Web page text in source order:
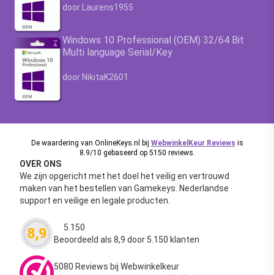
Waardering4.63uit 5
door Laurens1955
Windows 10 Professional (OEM) 32/64 Bit
Multi language Serial/Key
Waardering4.63
door NikitaK2601
De waardering van OnlineKeys.nl bij WebwinkelKeur Reviews is
8.9/10 gebaseerd op 5150 reviews.
OVER ONS
We zijn opgericht met het doel het veilig en vertrouwd
maken van het bestellen van Gamekeys. Nederlandse
support en veilige en legale producten.
8,9 Waardering
5.150
Beoordeeld als 8,9 door 5.150 klanten
5080 Reviews bij Webwinkelkeur